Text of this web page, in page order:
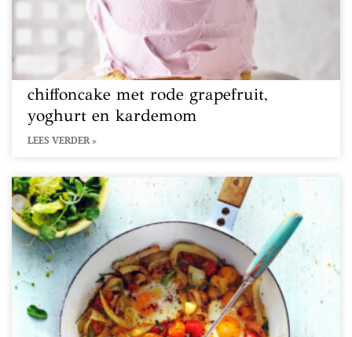
chiffoncake met rode grapefruit,
yoghurt en kardemom
LEES VERDER »